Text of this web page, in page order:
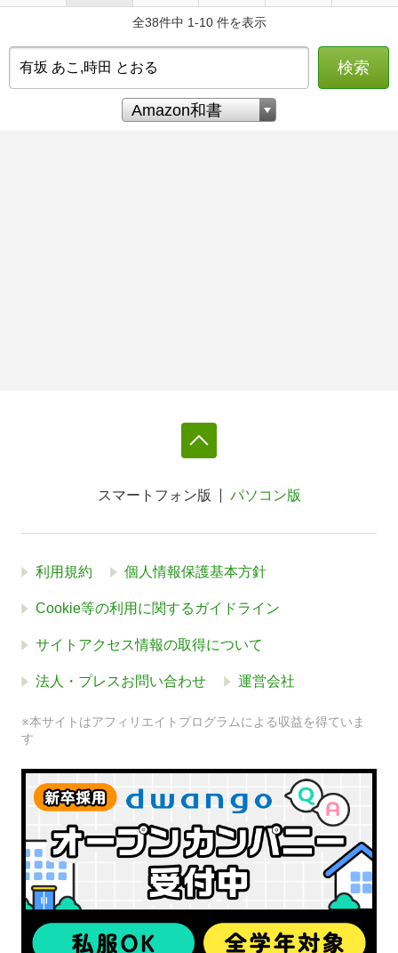
全38件中 1-10 件を表示
検索
スマートフォン版 パソコン版
利用規約 個人情報保護基本方針
Cookie等の利用に関するガイドライン
サイトアクセス情報の取得について
法人・プレスお問い合わせ 運営会社
※本サイトはアフィリエイトプログラムによる収益を得ていま
す